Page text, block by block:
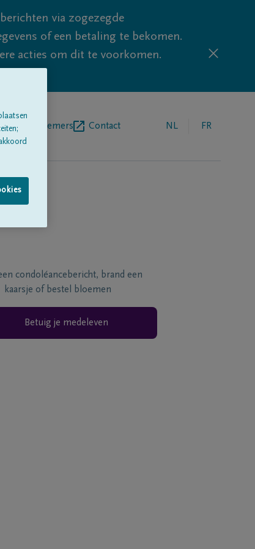
via zogezegde
of een betaling te bekomen.
acties om dit te voorkomen.
Contact NL FR
condoléancebericht, brand een
kaarsje of bestel bloemen
Betuig je medeleven